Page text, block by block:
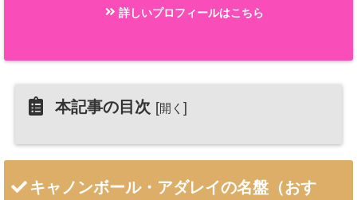
詳しいプロフィールはこちら
本記事の目次 [開く ]
キャノンボール・アダレイの名盤（おす